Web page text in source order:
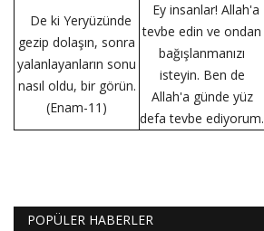
De ki Yeryüzünde
gezip dolaşın, sonra
yalanlayanların sonu
nasıl oldu, bir görün.
(Enam-11)
Ey insanlar! Allah'a
tevbe edin ve ondan
bağışlanmanızı
isteyin. Ben de
Allah'a günde yüz
defa tevbe ediyorum.
POPÜLER HABERLER